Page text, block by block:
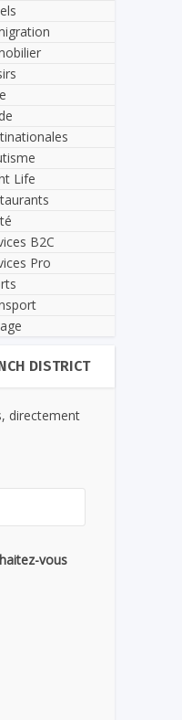
Life
B2C
Pro
DISTRICT
directement
vous